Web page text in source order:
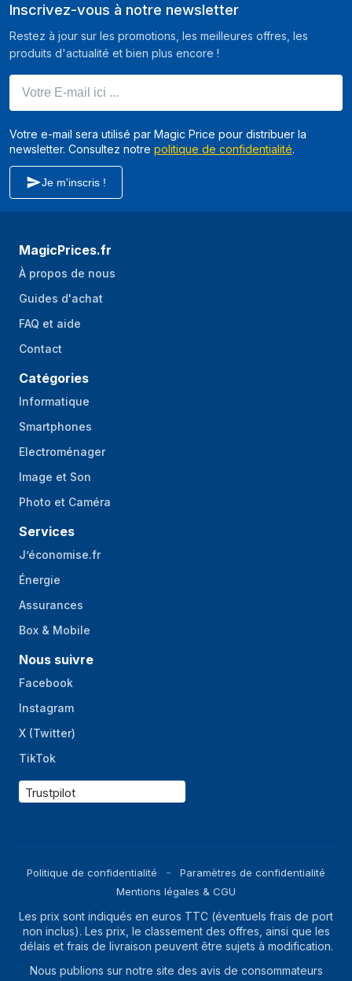
Inscrivez-vous à notre newsletter
Restez à jour sur les promotions, les meilleures offres, les
produits d'actualité et bien plus encore !
Votre e-mail sera utilisé par Magic Price pour distribuer la
newsletter. Consultez notre politique de confidentialité.
Je m'inscris !
MagicPrices.fr
À propos de nous
Guides d'achat
FAQ et aide
Contact
Catégories
Informatique
Smartphones
Electroménager
Image et Son
Photo et Caméra
Services
J’économise.fr
Énergie
Assurances
Box & Mobile
Nous suivre
Facebook
Instagram
X (Twitter)
TikTok
Trustpilot
Politique de confidentialité
Paramètres de confidentialité
Mentions légales & CGU
Les prix sont indiqués en euros TTC (éventuels frais de port
non inclus). Les prix, le classement des offres, ainsi que les
délais et frais de livraison peuvent être sujets à modification.
Nous publions sur notre site des avis de consommateurs